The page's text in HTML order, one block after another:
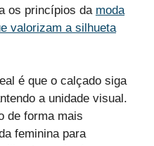
os princípios da moda
valorizam a silhueta
é que o calçado siga
a unidade visual.
de forma mais
feminina para